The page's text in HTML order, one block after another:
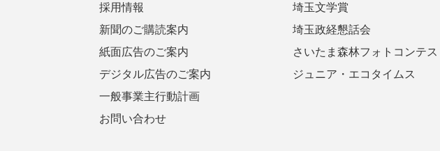
採用情報
新聞のご購読案内
紙面広告のご案内
デジタル広告のご案内
一般事業主行動計画
お問い合わせ
埼玉文学賞
埼玉政経懇話会
さいたま森林フォトコンテス
ジュニア・エコタイムス